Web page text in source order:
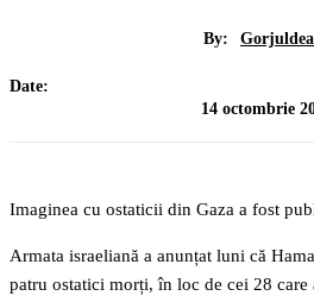
By:
Date:
14 octombrie
Imaginea cu ostaticii din Gaza a fost
Armata israeliană a anunțat luni că
patru ostatici morți, în loc de cei 28